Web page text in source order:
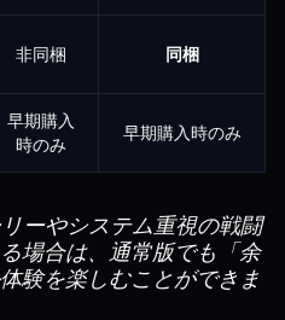
非同梱 同梱
早期購入
時のみ
早期購入時のみ
ーやシステム重視の戦闘
場合は、通常版でも「余
験を楽しむことができま